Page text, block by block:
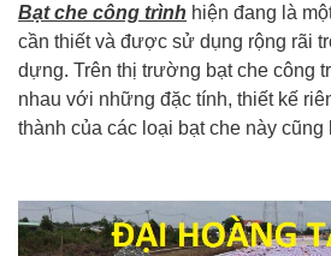
Bạt che công trình hiện đang là
cần thiết và được sử dụng rộng rãi
dựng. Trên thị trường bạt che công
nhau với những đặc tính, thiết kế
thành của các loại bạt che này cũng